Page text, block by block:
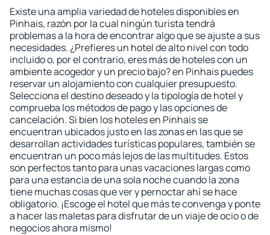
Existe una amplia variedad de hoteles disponibles en
Pinhais, razón por la cual ningún turista tendrá
problemas a la hora de encontrar algo que se ajuste a sus
necesidades. ¿Prefieres un hotel de alto nivel con todo
incluido o, por el contrario, eres más de hoteles con un
ambiente acogedor y un precio bajo? en Pinhais puedes
reservar un alojamiento con cualquier presupuesto.
Selecciona el destino deseado y la tipología de hotel y
comprueba los métodos de pago y las opciones de
cancelación. Si bien los hoteles en Pinhais se
encuentran ubicados justo en las zonas en las que se
desarrollan actividades turísticas populares, también se
encuentran un poco más lejos de las multitudes. Estos
son perfectos tanto para unas vacaciones largas como
para una estancia de una sola noche cuando la zona
tiene muchas cosas que ver y pernoctar ahí se hace
obligatorio. ¡Escoge el hotel que más te convenga y ponte
a hacer las maletas para disfrutar de un viaje de ocio o de
negocios ahora mismo!